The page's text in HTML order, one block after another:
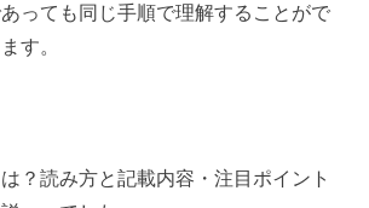
っても同じ手順で理解することがで
す。
？読み方と記載内容・注目ポイント